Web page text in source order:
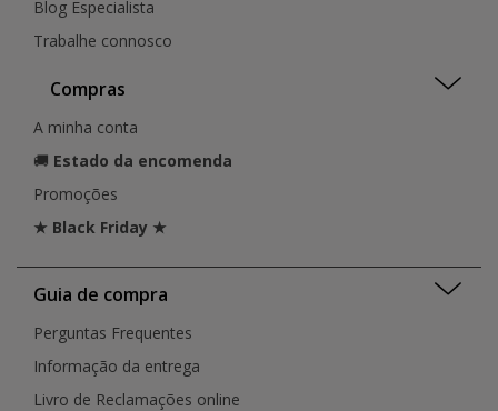
Blog Especialista
Trabalhe connosco
Compras
A minha conta
🚚 Estado da encomenda
Promoções
★ Black Friday ★
Guia de compra
Perguntas Frequentes
Informação da entrega
Livro de Reclamações online